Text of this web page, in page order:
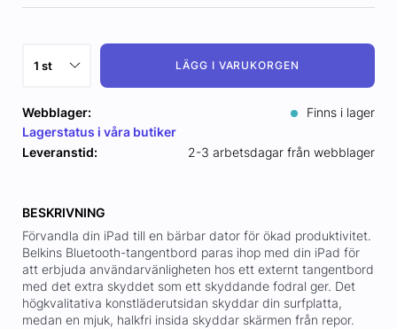
LÄGG I VARUKORGEN
Webblager:
Finns i lager
Lagerstatus i våra butiker
Leveranstid:
2-3 arbetsdagar från webblager
BESKRIVNING
Förvandla din iPad till en bärbar dator för ökad produktivitet.
Belkins Bluetooth-tangentbord paras ihop med din iPad för
att erbjuda användarvänligheten hos ett externt tangentbord
med det extra skyddet som ett skyddande fodral ger. Det
högkvalitativa konstläderutsidan skyddar din surfplatta,
medan en mjuk, halkfri insida skyddar skärmen från repor.